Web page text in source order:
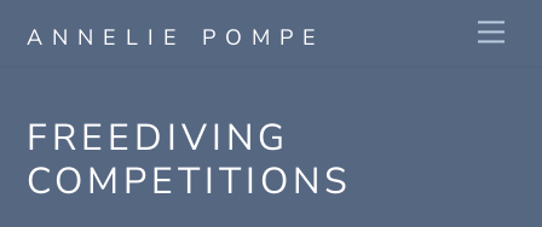
ANNELIE POMPE
FREEDIVING
COMPETITIONS